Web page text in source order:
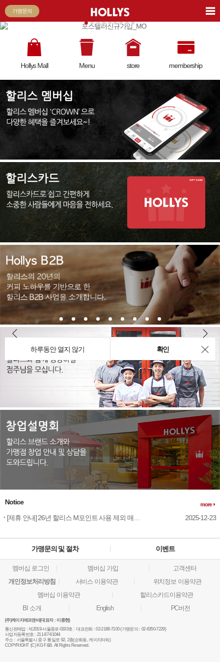
Hollys Mall Menu store membership
Notice more
2025-12-23
하루동안 열지 않기 확인
가맹문의
가맹문의 및 절차 이벤트
멤버십 로그인 멤버십 가입
고객센터
개인정보처리방침
서비스 이용약관
위치정보 이용약관
멤버십 이용약관
할리스카드이용약관
BI 소개
English PC버전
(주)케이지에프앤비(대표자 : 이종현)
통신판매업 : 제2019-서울종로-0193호 대표전화 : 02-2188-7100 (가맹문의 : 02-6350-7229)
사업자등록번호 : 211-87-61044
주소 : 서울특별시 중구 통일로 92, 2층(순화동, 케이지타워)
COPYRIGHT (C) KG F&B. All Rights Reserved.